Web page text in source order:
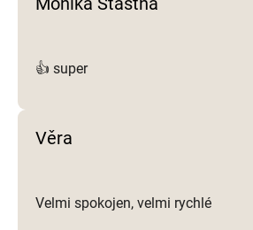
👍 super
Věra
Velmi spokojen, velmi rychlé